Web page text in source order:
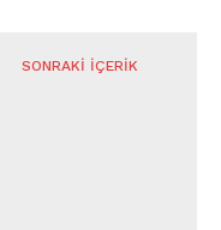
SONRAKI İÇERIK